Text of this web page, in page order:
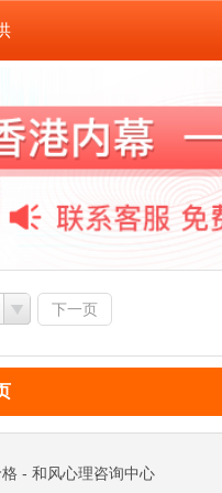
下一页
- 和风心理咨询中心